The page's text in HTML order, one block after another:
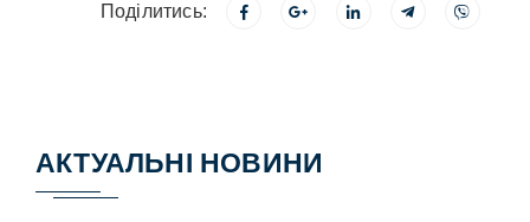
Поділитись:
АКТУАЛЬНІ НОВИНИ